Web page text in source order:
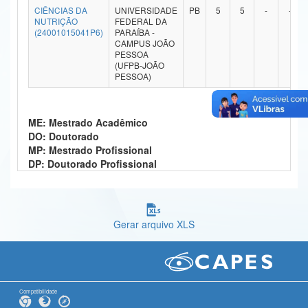
Ministério da Ciência, Tecnologia, Inovações e Comunicações
Controladoria-Geral da União
Ministério da Mulher, da Família e dos Direitos Humanos
Banco Central do Brasil
CIÊNCIAS DA
NUTRIÇÃO
(24001015041P6)
UNIVERSIDADE
FEDERAL DA
PARAÍBA -
CAMPUS JOÃO
PESSOA
(UFPB-JOÃO
PESSOA)
PB 5 5 - -
ME: Mestrado Acadêmico
DO: Doutorado
MP: Mestrado Profissional
DP: Doutorado Profissional
Gerar arquivo XLS
Compatibilidade